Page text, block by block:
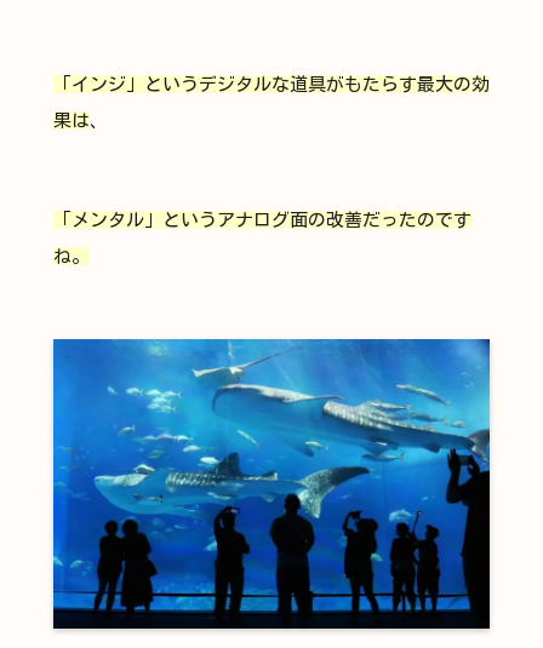
「インジ」というデジタルな道具がもたらす最大の効
果は、
「メンタル」というアナログ面の改善だったのです
ね。